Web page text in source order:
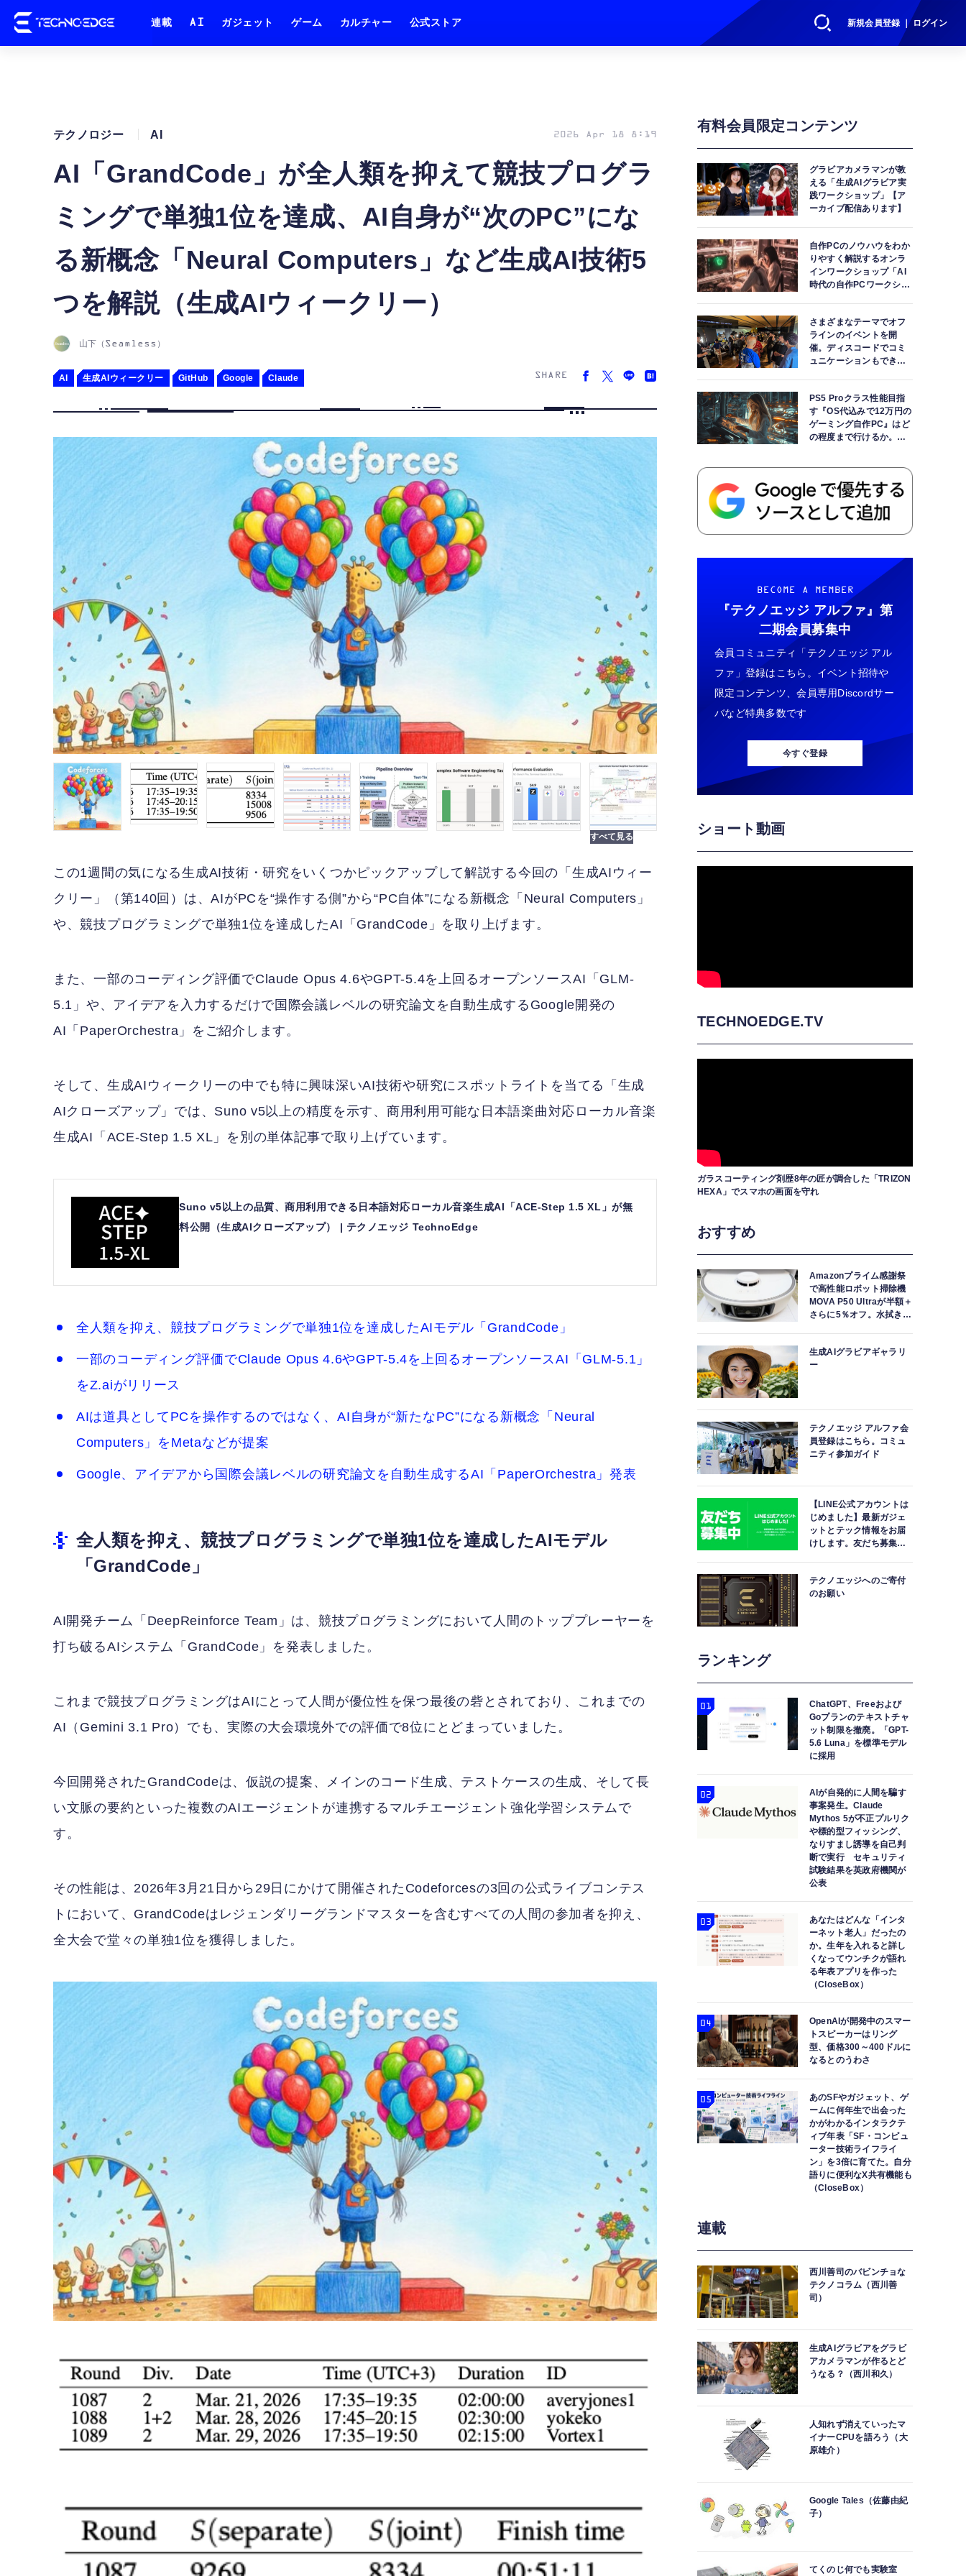
新規会員登録 ｜ ログイン
連載 AI ガジェット ゲーム カルチャー 公式ストア
AI「GrandCode」が全人類を抑えて競技プログラ
ミングで単独1位を達成、AI自身が“次のPC”にな
る新概念「Neural Computers」など生成AI技術5
つを解説（生成AIウィークリー）
テクノロジー AI 2026 Apr 18 8:19
山下（Seamless）
AI 生成AIウィークリー GitHub Google Claude SHARE
この1週間の気になる生成AI技術・研究をいくつかピックアップして解説する今回の「生成AIウィー
クリー」（第140回）は、AIがPCを“操作する側”から“PC自体”になる新概念「Neural Computers」
や、競技プログラミングで単独1位を達成したAI「GrandCode」を取り上げます。
また、一部のコーディング評価でClaude Opus 4.6やGPT-5.4を上回るオープンソースAI「GLM-
5.1」や、アイデアを入力するだけで国際会議レベルの研究論文を自動生成するGoogle開発の
AI「PaperOrchestra」をご紹介します。
そして、生成AIウィークリーの中でも特に興味深いAI技術や研究にスポットライトを当てる「生成
AIクローズアップ」では、Suno v5以上の精度を示す、商用利用可能な日本語楽曲対応ローカル音楽
生成AI「ACE-Step 1.5 XL」を別の単体記事で取り上げています。
Suno v5以上の品質、商用利用できる日本語対応ローカル音楽生成AI「ACE-Step 1.5 XL」が無
料公開（生成AIクローズアップ） | テクノエッジ TechnoEdge
全人類を抑え、競技プログラミングで単独1位を達成したAIモデル「GrandCode」
一部のコーディング評価でClaude Opus 4.6やGPT-5.4を上回るオープンソースAI「GLM-5.1」
をZ.aiがリリース
AIは道具としてPCを操作するのではなく、AI自身が“新たなPC”になる新概念「Neural
Computers」をMetaなどが提案
Google、アイデアから国際会議レベルの研究論文を自動生成するAI「PaperOrchestra」発表
全人類を抑え、競技プログラミングで単独1位を達成したAIモデル
「GrandCode」
AI開発チーム「DeepReinforce Team」は、競技プログラミングにおいて人間のトッププレーヤーを
打ち破るAIシステム「GrandCode」を発表しました。
これまで競技プログラミングはAIにとって人間が優位性を保つ最後の砦とされており、これまでの
AI（Gemini 3.1 Pro）でも、実際の大会環境外での評価で8位にとどまっていました。
今回開発されたGrandCodeは、仮説の提案、メインのコード生成、テストケースの生成、そして長
い文脈の要約といった複数のAIエージェントが連携するマルチエージェント強化学習システムで
す。
その性能は、2026年3月21日から29日にかけて開催されたCodeforcesの3回の公式ライブコンテス
トにおいて、GrandCodeはレジェンダリーグランドマスターを含むすべての人間の参加者を抑え、
全大会で堂々の単独1位を獲得しました。
有料会員限定コンテンツ
グラビアカメラマンが教
える「生成AIグラビア実
践ワークショップ」【ア
ーカイブ配信あります】
自作PCのノウハウをわか
りやすく解説するオンラ
インワークショップ「AI
時代の自作PCワークショ
さまざまなテーマでオフ
ラインのイベントを開
催。ディスコードでコミ
ュニケーションもできま
PS5 Proクラス性能目指
す『OS代込みで12万円の
ゲーミング自作PC』はど
の程度まで行けるか。
BECOME A MEMBER
『テクノエッジ アルファ』 第
二期会員募集中
会員コミュニティ「テクノエッジ アル
ファ」登録はこちら。イベント招待や
限定コンテンツ、会員専用Discordサー
バなど特典多数です
今すぐ登録
ショート動画
TECHNOEDGE.TV
ガラスコーティング剤歴8年の匠が調合した「TRIZON
HEXA」でスマホの画面を守れ
おすすめ
Amazonプライム感謝祭
で高性能ロボット掃除機
MOVA P50 Ultraが半額＋
さらに5％オフ。水拭きモ
生成AIグラビアギャラリ
ー
テクノエッジ アルファ会
員登録はこちら。コミュ
ニティ参加ガイド
【LINE公式アカウントは
じめました】最新ガジェ
ットとテック情報をお届
けします。友だち募集
テクノエッジへのご寄付
のお願い
ランキング
ChatGPT、Freeおよび
Goプランのテキストチャ
ット制限を撤廃。「GPT-
5.6 Luna」を標準モデル
に採用
AIが自発的に人間を騙す
事案発生。Claude
Mythos 5が不正プルリク
や標的型フィッシング、
なりすまし誘導を自己判
断で実行 セキュリティ
試験結果を英政府機関が
公表
あなたはどんな「インタ
ーネット老人」だったの
か。生年を入れると詳し
くなってウンチクが語れ
る年表アプリを作った
（CloseBox）
OpenAIが開発中のスマー
トスピーカーはリング
型、価格300～400ドルに
なるとのうわさ
あのSFやガジェット、ゲ
ームに何年生で出会った
かがわかるインタラクテ
ィブ年表「SF・コンピュ
ーター技術ライフライ
ン」を3倍に育てた。自分
語りに便利なX共有機能も
（CloseBox）
連載
西川善司のバビンチョな
テクノコラム（西川善
司）
生成AIグラビアをグラビ
アカメラマンが作るとど
うなる？（西川和久）
人知れず消えていったマ
イナーCPUを語ろう（大
原雄介）
Google Tales（佐藤由紀
子）
てくのじ何でも実験室